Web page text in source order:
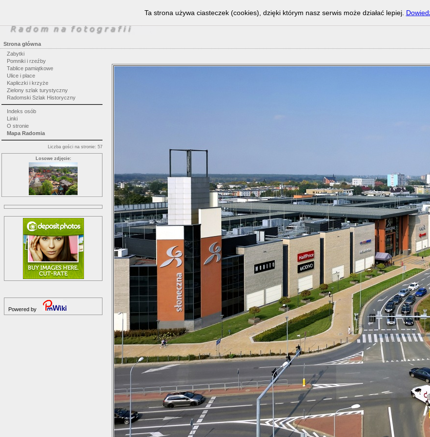
Strona główna
Zabytki
Pomniki i rzeźby
Tablice pamiątkowe
Ulice i place
Kapliczki i krzyże
Zielony szlak turystyczny
Radomski Szlak Historyczny
Indeks osób
Linki
O stronie
Mapa Radomia
Liczba gości na stronie: 57
Losowe zdjęcie:
Powered by
Ta strona używa ciasteczek (cookies), dzięki którym nasz serwis może działać lepiej.